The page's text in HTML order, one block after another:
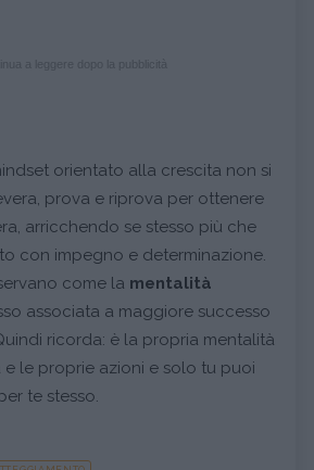
orientato alla crescita non si
prova e riprova per ottenere
arricchendo se stesso più che
con impegno e determinazione.
come la mentalità
associata a maggiore successo
ricorda: è la propria mentalità
e le proprie azioni e solo tu puoi
te stesso.